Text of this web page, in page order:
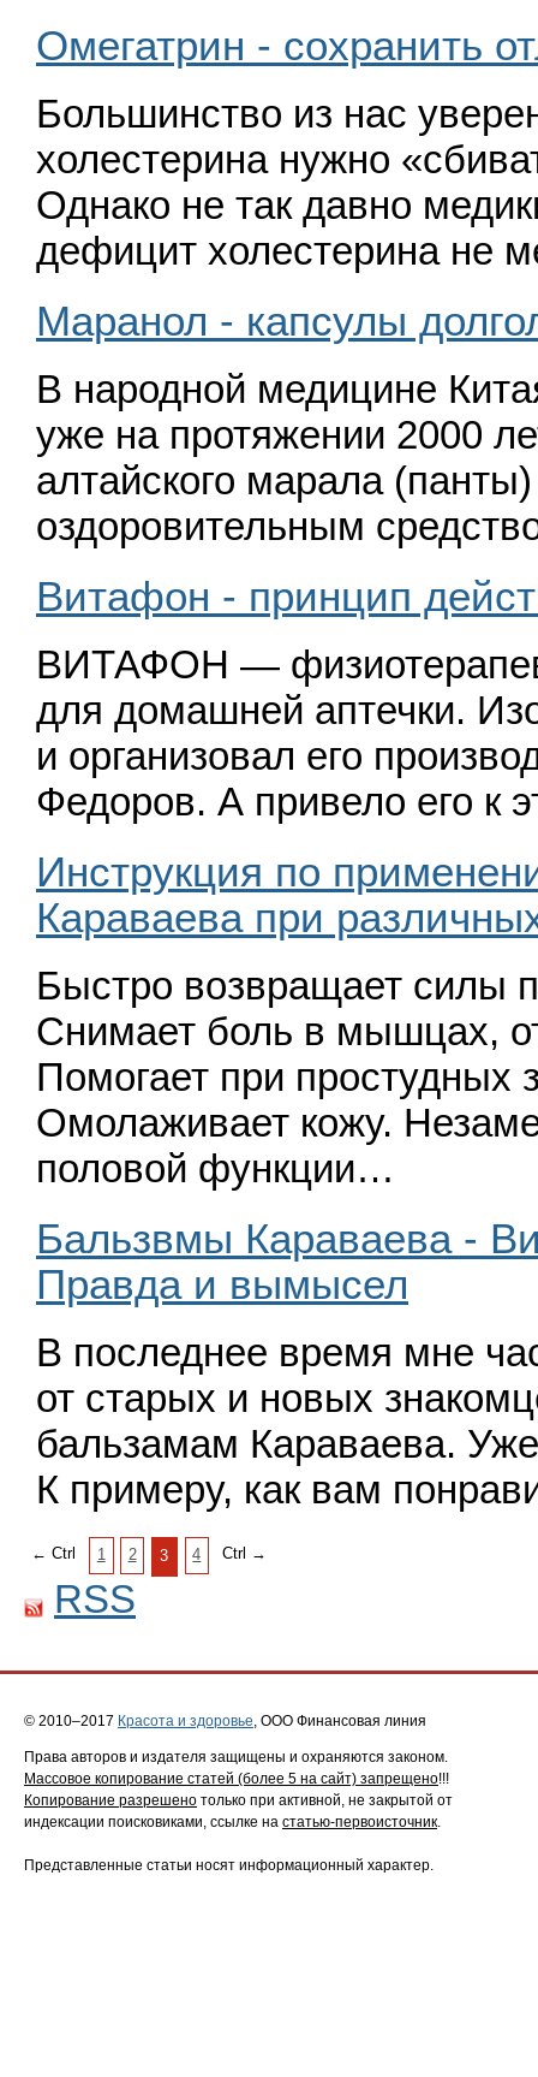
Омегатрин - сохранить
Большинство из нас
холестерина нужно «
Однако не так давно
дефицит холестерина не
Маранол - капсулы
В народной медицине
уже на протяжении 2000
алтайского марала (
оздоровительным
Витафон - принцип
ВИТАФОН —
для домашней аптечки.
и организовал его
Федоров. А привело его к
Инструкция по
Караваева при
Быстро возвращает силы
Снимает боль в мыш­цах,
Помогает при простудных
Омолаживает кожу.
половой функции…
Бальзвмы Караваева -
Правда и вымысел
В последнее время мне
от старых и новых
бальзамам Караваева.
К примеру, как вам
← Ctrl 1 2 3 4 Ctrl →
RSS
© 2010–2017 Красота и здоровье , ООО Финансовая линия
Права авторов и издателя защищены и охраняются законом.
Массовое копирование статей (более 5 на сайт) запрещено!!!
Копирование разрешено только при активной, не закрытой от
индексации поисковиками, ссылке на статью-первоисточник
Представленные статьи носят информационный характер.